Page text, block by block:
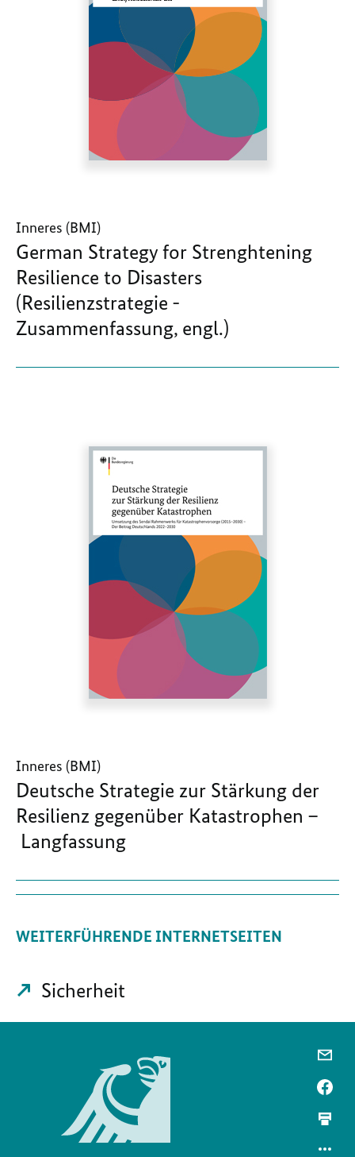
Inneres (BMI)
German Strategy for Strenghtening
Resilience to Disasters
(Resilienzstrategie -
Zusammenfassung, engl.)
Inneres (BMI)
Deutsche Strategie zur Stärkung der
Resilienz gegenüber Katastrophen –
Langfassung
WEITERFÜHRENDE INTERNETSEITEN
Sicherheit